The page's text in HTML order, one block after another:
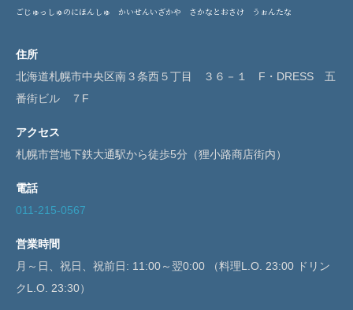
ごじゅっしゅのにほんしゅ かいせんいざかや さかなとおさけ うぉんたな
住所
北海道札幌市中央区南３条西５丁目 ３６－１ F・DRESS 五
番街ビル ７F
アクセス
札幌市営地下鉄大通駅から徒歩5分（狸小路商店街内）
電話
011-215-0567
営業時間
月～日、祝日、祝前日: 11:00～翌0:00 （料理L.O. 23:00 ドリン
クL.O. 23:30）